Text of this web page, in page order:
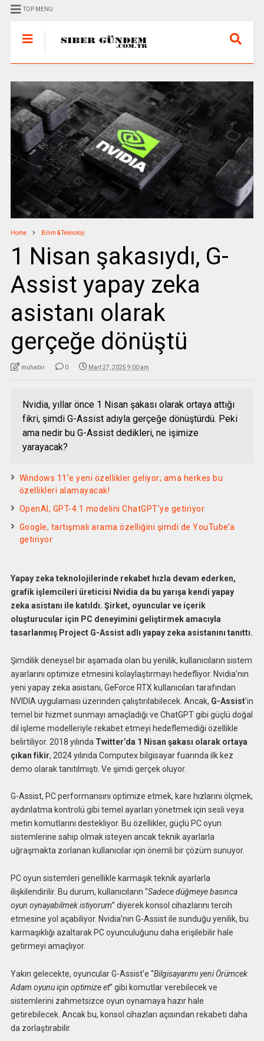
TOP MENU
Home Bilim & Teknoloji
1 Nisan şakasıydı, G-
Assist yapay zeka
asistanı olarak
gerçeğe dönüştü
muhabir 0 Mart 27, 2025 9:00 am
Nvidia, yıllar önce 1 Nisan şakası olarak ortaya attığı
fikri, şimdi G-Assist adıyla gerçeğe dönüştürdü. Peki
ama nedir bu G-Assist dedikleri, ne işimize
yarayacak?
Windows 11’e yeni özellikler geliyor; ama herkes bu
özellikleri alamayacak!
OpenAI, GPT-4.1 modelini ChatGPT’ye getiriyor
Google, tartışmalı arama özelliğini şimdi de YouTube’a
getiriyor
Yapay zeka teknolojilerinde rekabet hızla devam ederken,
grafik işlemcileri üreticisi Nvidia da bu yarışa kendi yapay
zeka asistanı ile katıldı. Şirket, oyuncular ve içerik
oluşturucular için PC deneyimini geliştirmek amacıyla
tasarlanmış Project G-Assist adlı yapay zeka asistanını tanıttı.
Şimdilik deneysel bir aşamada olan bu yenilik, kullanıcıların sistem
ayarlarını optimize etmesini kolaylaştırmayı hedefliyor. Nvidia’nın
yeni yapay zeka asistanı, GeForce RTX kullanıcıları tarafından
NVIDIA uygulaması üzerinden çalıştırılabilecek. Ancak, G-Assist’in
temel bir hizmet sunmayı amaçladığı ve ChatGPT gibi güçlü doğal
dil işleme modelleriyle rekabet etmeyi hedeflemediği özellikle
belirtiliyor. 2018 yılında Twitter’da 1 Nisan şakası olarak ortaya
çıkan fikir, 2024 yılında Computex bilgisayar fuarında ilk kez
demo olarak tanıtılmıştı. Ve şimdi gerçek oluyor.
G-Assist, PC performansını optimize etmek, kare hızlarını ölçmek,
aydınlatma kontrolü gibi temel ayarları yönetmek için sesli veya
metin komutlarını destekliyor. Bu özellikler, güçlü PC oyun
sistemlerine sahip olmak isteyen ancak teknik ayarlarla
uğraşmakta zorlanan kullanıcılar için önemli bir çözüm sunuyor.
PC oyun sistemleri genellikle karmaşık teknik ayarlarla
ilişkilendirilir. Bu durum, kullanıcıların “Sadece düğmeye basınca
oyun oynayabilmek istiyorum” diyerek konsol cihazlarını tercih
etmesine yol açabiliyor. Nvidia’nın G-Assist ile sunduğu yenilik, bu
karmaşıklığı azaltarak PC oyunculuğunu daha erişilebilir hale
getirmeyi amaçlıyor.
Yakın gelecekte, oyuncular G-Assist’e “Bilgisayarımı yeni Örümcek
Adam oyunu için optimize et” gibi komutlar verebilecek ve
sistemlerini zahmetsizce oyun oynamaya hazır hale
getirebilecek. Ancak bu, konsol cihazları açısından rekabeti daha
da zorlaştırabilir.